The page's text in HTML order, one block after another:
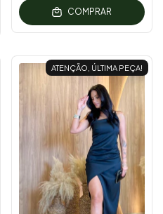
COMPRAR
ATENÇÃO, ÚLTIMA PEÇA!